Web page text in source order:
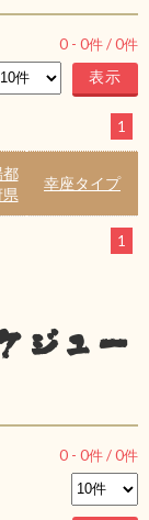
0 - 0件 /0件
1
幸座タイプ
1
ジュー
0 - 0件 /0件